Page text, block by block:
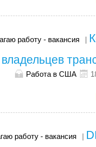
работу - вакансия |
Работа в США
работу - вакансия |